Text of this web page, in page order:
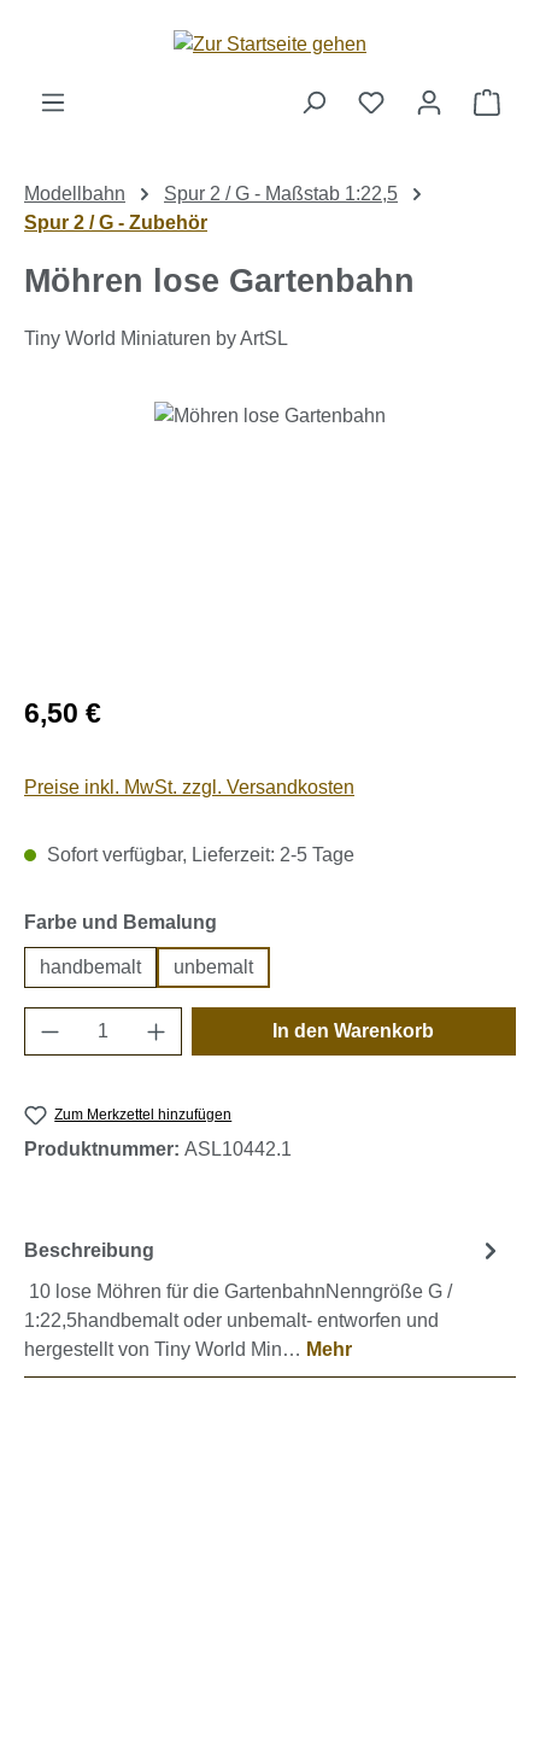
Zum Hauptinhalt springen
Modellbahn
Spur 2 / G - Maßstab 1:22,5
Spur 2 / G - Zubehör
Möhren lose Gartenbahn
Tiny World Miniaturen by ArtSL
Bildergalerie überspringen
Regulärer Preis:
6,50 €
Preise inkl. MwSt. zzgl. Versandkosten
Sofort verfügbar, Lieferzeit: 2-5 Tage
Farbe und Bemalung
handbemalt unbemalt
Produkt Anzahl: Gib den gewünschten
In den Warenkorb
Zum Merkzettel hinzufügen
Produktnummer: ASL10442.1
Beschreibung
10 lose Möhren für die GartenbahnNenngröße G /
1:22,5handbemalt oder unbemalt- entworfen und
hergestellt von Tiny World Min… Mehr